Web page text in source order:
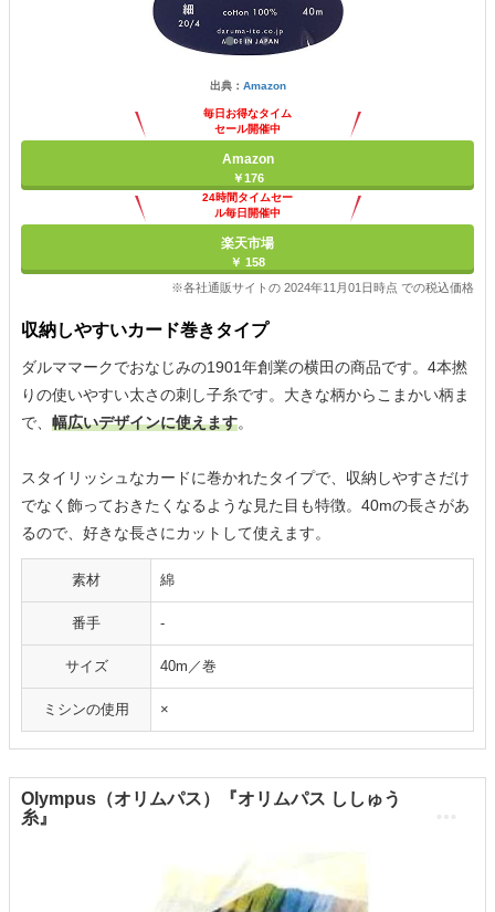
出典： Amazon
毎日お得なタイム
セール開催中
Amazon
￥176
24時間タイムセー
ル毎日開催中
楽天市場
￥ 158
※各社通販サイトの 2024年11月01日時点 での税込価格
収納しやすいカード巻きタイプ
ダルママークでおなじみの1901年創業の横田の商品です。4本撚
りの使いやすい太さの刺し子糸です。大きな柄からこまかい柄ま
で、 幅広いデザインに使えます。
スタイリッシュなカードに巻かれたタイプで、収納しやすさだけ
でなく飾っておきたくなるような見た目も特徴。40mの長さがあ
るので、好きな長さにカットして使えます。
素材 綿
番手 -
サイズ 40m／巻
ミシンの使用 ×
Olympus（オリムパス）『オリムパス ししゅう
糸』